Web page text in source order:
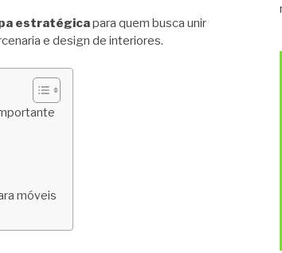
estratégicapara quem busca unir
e design de interiores.
móveis